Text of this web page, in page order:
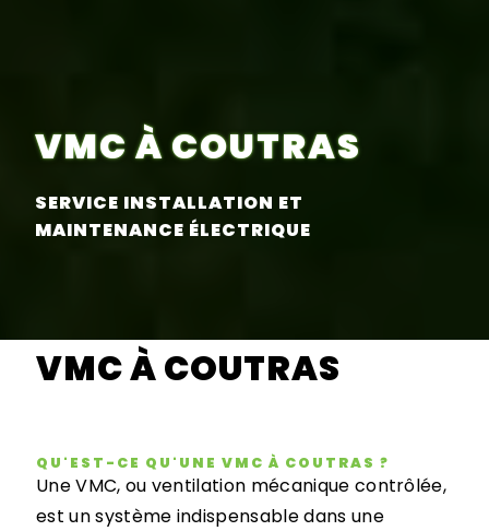
VMC À COUTRAS
SERVICE INSTALLATION ET
MAINTENANCE ÉLECTRIQUE
VMC À COUTRAS
QU'EST-CE QU'UNE VMC À COUTRAS ?
Une VMC, ou ventilation mécanique contrôlée,
est un système indispensable dans une